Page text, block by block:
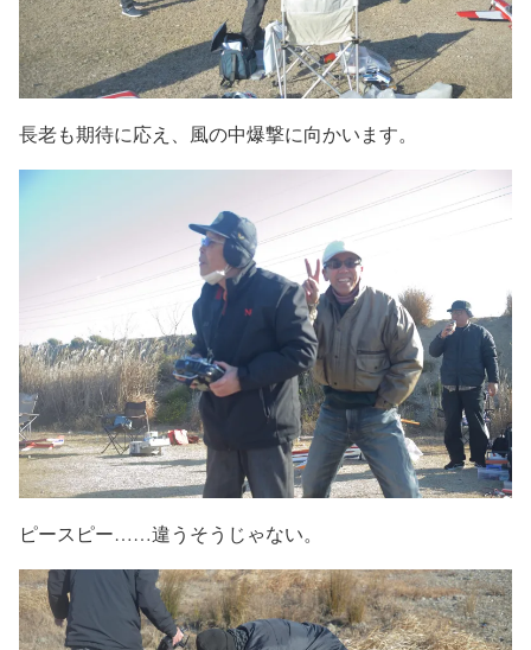
長老も期待に応え、風の中爆撃に向かいます。
ピースピー……違うそうじゃない。